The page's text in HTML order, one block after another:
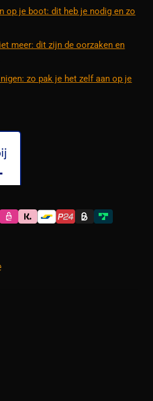
op je boot: dit heb je nodig en zo
meer: dit zijn de oorzaken en
zo pak je het zelf aan op je